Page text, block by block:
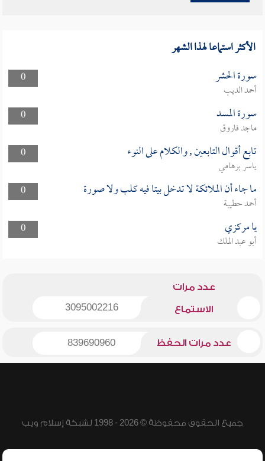
الأكثر استماعا لهذا الشهر
0 سورة الحشر
أحمد الديب
0
سورة المسد
ماجد فاروق
0
تابع أقوال التابعين , والكلام على النوء
ياسر برهامي
0
ما جاء أن الملائكة لا تدخل بيتا فيه كلب ولا صورة
أحمد حطيبة
0
يا مركزي
أبو عبد الملك
عدد مرات
الاستماع 3095002216
عدد مرات الحفظ 839690960
جميع الحقوق محفوظة © 2026 - 1998 لشبكة إسلام ويب